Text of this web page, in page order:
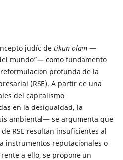
judío de tikun olam—
mundo”— como fundamento
profunda de la
(RSE). A partir de una
del capitalismo
en la desigualdad, la
ambiental— se argumenta que
RSE resultan insuficientes al
instrumentos reputacionales o
a ello, se propone un